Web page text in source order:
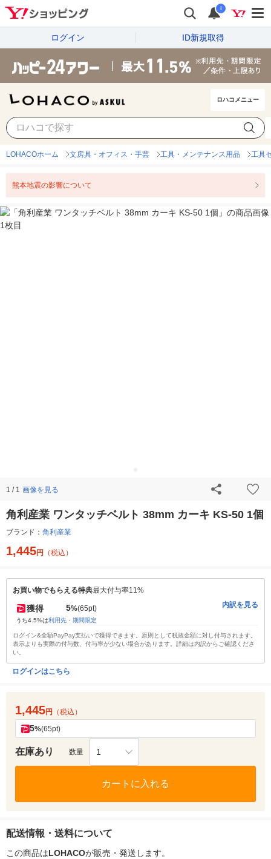
i
ログイン ID新規取得
ロハコメニュー
LOHACOホーム 文房具・オフィス・手芸 工具・メンテナンス用品 工具
熊本地震の影響について
1 / 1 画像を見る
角利産業 ワンタッチベルト 38mm カーキ KS-50 1個
ブランド： 角利産業
1,445円 （税込）
お買い物でもらえる特典最大付与率11%
獲得 5%(65pt)
うち4.5%は利用先・期間限定
内訳を見る
ログイン&全額PayPay支払いで獲得できます。原則として税抜金額に対し付与されます。
表示よりも実際の付与数、付与率が少ない場合があります。詳細は内訳からご確認くださ
い。
ログインはこちら
1,445円 （税込）
5%(65pt)
在庫あり 数量 1
カートに入れる
配送情報・送料について
この商品はLOHACOが販売・発送します。